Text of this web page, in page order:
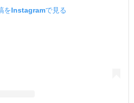
をInstagramで見る